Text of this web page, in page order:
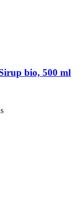
bio, 500 ml